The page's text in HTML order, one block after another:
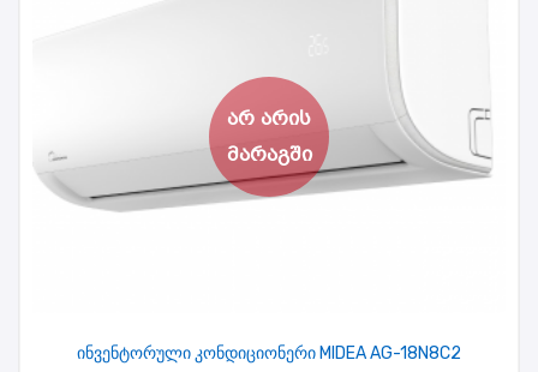
ინვენტორული კონდიციონერი MIDEA AG-18N8C2